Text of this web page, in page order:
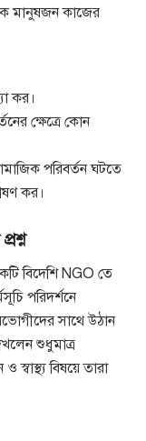
মানুষজন কাজের
কর।
ক্ষেত্রে কোন
পরিবর্তন ঘটতে
কর।
বিদেশি NGO তে
পরিদর্শনে
সাথে উঠান
শুধুমাত্র
স্বাস্থ্য বিষয়ে তারা